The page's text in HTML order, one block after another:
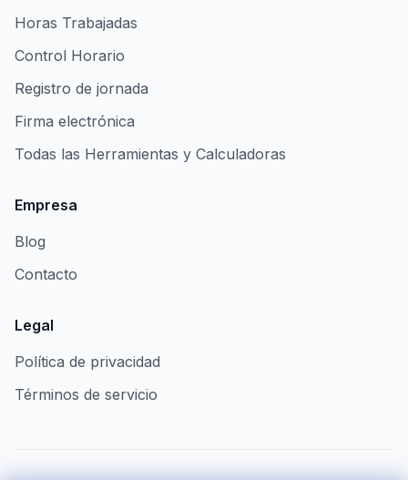
Horas Trabajadas
Control Horario
Registro de jornada
Firma electrónica
Todas las Herramientas y Calculadoras
Empresa
Blog
Contacto
Legal
Política de privacidad
Términos de servicio